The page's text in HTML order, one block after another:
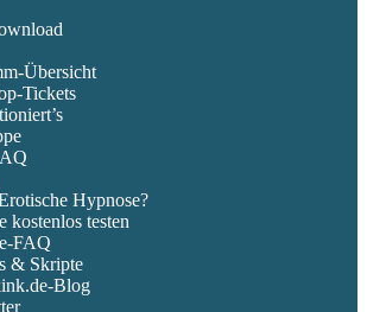
Übersicht
Tickets
Hypnose?
kostenlos testen
FAQ
& Skripte
Blog